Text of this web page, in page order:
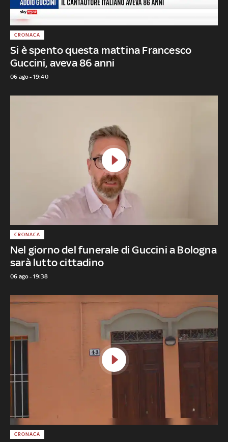
Si è spento questa mattina Francesco
Guccini, aveva 86 anni
CRONACA
06 ago - 19:40
Nel giorno del funerale di Guccini a Bologna
sarà lutto cittadino
CRONACA
06 ago - 19:38
CRONACA